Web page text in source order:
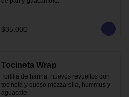
$35.000
Tocineta Wrap
Tortilla de harina, huevos revueltos con
tocineta y queso mozzarella, hummus y
aguacate.